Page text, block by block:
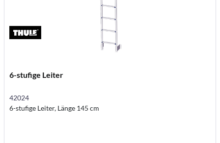
6-stufige Leiter
42024
6-stufige Leiter, Länge 145 cm